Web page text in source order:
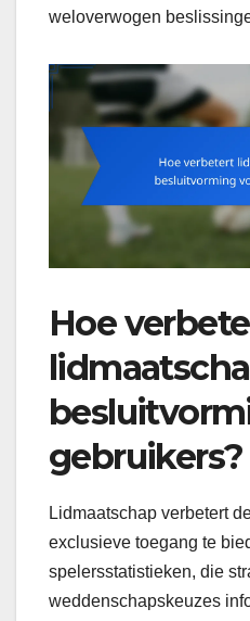
weloverwogen
Hoe
gebruikers?
Lidmaatschap verbetert
exclusieve toegang te
spelersstatistieken, die
weddenschapskeuzes